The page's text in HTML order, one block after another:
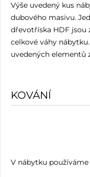
Výše uvedený kus
dubového masivu.
dřevotříska HDF jsou
celkové váhy
uvedených elementů
KOVÁNÍ
V nábytku